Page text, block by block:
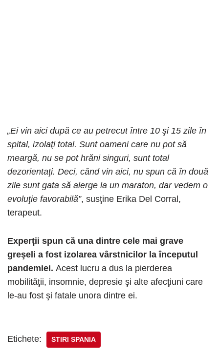
„Ei vin aici după ce au petrecut între 10 şi 15 zile în
spital, izolaţi total. Sunt oameni care nu pot să
meargă, nu se pot hrăni singuri, sunt total
dezorientaţi. Deci, când vin aici, nu spun că în două
zile sunt gata să alerge la un maraton, dar vedem o
evoluţie favorabilă”, susţine Erika Del Corral,
terapeut.
Experţii spun că una dintre cele mai grave
greşeli a fost izolarea vârstnicilor la începutul
pandemiei. Acest lucru a dus la pierderea
mobilităţii, insomnie, depresie şi alte afecţiuni care
le-au fost şi fatale unora dintre ei.
Etichete: STIRI SPANIA